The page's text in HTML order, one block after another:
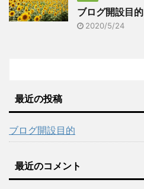
ブログ開設目的
2020/5/24
最近の投稿
ブログ開設目的
最近のコメント